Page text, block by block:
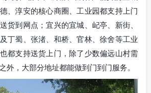
、淳安的核心商圈、工业园都支持上门
货到网点；宜兴的宜城、屺亭、新街、
丁蜀、张渚、和桥、官林、徐舍等工业
都支持送货上门，除了少数偏远山村需
外，大部分地址都能做到门到门服务。